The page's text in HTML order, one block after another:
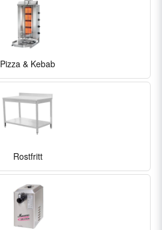
Pizza & Kebab
Rostfritt